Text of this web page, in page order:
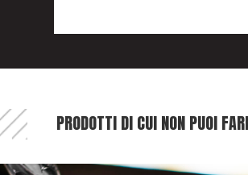
PRODOTTI DI CUI NON PUOI